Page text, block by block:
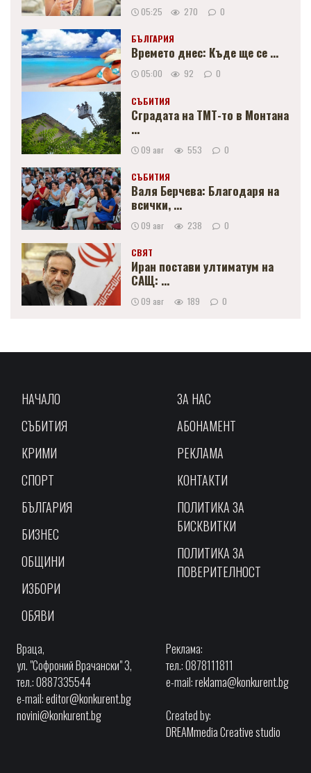
05:25 270 0
БЪЛГАРИЯ
Времето днес: Къде ще се ...
05:00 92 0
СЪБИТИЯ
Сградата на ТМТ-то в Монтана
...
09 авг 553 0
СЪБИТИЯ
Валя Берчева: Благодаря на
всички, ...
09 авг 238 0
СВЯТ
Иран постави ултиматум на
САЩ: ...
09 авг 189 0
НАЧАЛО
СЪБИТИЯ
КРИМИ
СПОРТ
БЪЛГАРИЯ
БИЗНЕС
ОБЩИНИ
ИЗБОРИ
ОБЯВИ
ЗА НАС
АБОНАМЕНТ
РЕКЛАМА
КОНТАКТИ
ПОЛИТИКА ЗА
БИСКВИТКИ
ПОЛИТИКА ЗА
ПОВЕРИТЕЛНОСТ
Враца,
ул. "Софроний Врачански" 3,
тел.: 0887335544
e-mail:editor@konkurent.bg
novini@konkurent.bg
Реклама:
тел.: 0878111811
e-mail:reklama@konkurent.bg
Created by:
DREAMmedia Creative studio